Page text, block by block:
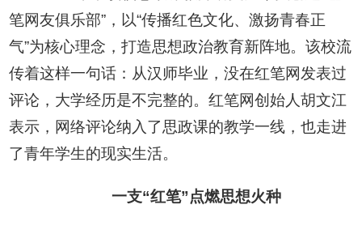
笔网友俱乐部”，以“传播红色文化、激扬青春正
气”为核心理念，打造思想政治教育新阵地。该校流
传着这样一句话：从汉师毕业，没在红笔网发表过
评论，大学经历是不完整的。红笔网创始人胡文江
表示，网络评论纳入了思政课的教学一线，也走进
了青年学生的现实生活。
一支“红笔”点燃思想火种